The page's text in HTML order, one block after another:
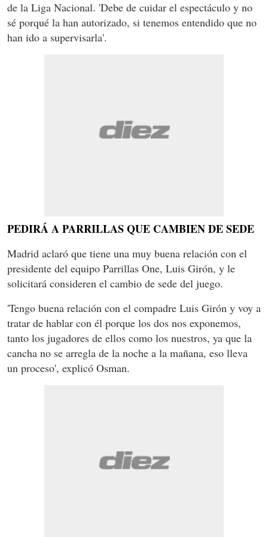
de la Liga Nacional. 'Debe de cuidar el espectáculo y no
sé porqué la han autorizado, si tenemos entendido que no
han ido a supervisarla'.
PEDIRÁ A PARRILLAS QUE CAMBIEN DE SEDE
Madrid aclaró que tiene una muy buena relación con el
presidente del equipo Parrillas One, Luis Girón, y le
solicitará consideren el cambio de sede del juego.
'Tengo buena relación con el compadre Luis Girón y voy a
tratar de hablar con él porque los dos nos exponemos,
tanto los jugadores de ellos como los nuestros, ya que la
cancha no se arregla de la noche a la mañana, eso lleva
un proceso', explicó Osman.